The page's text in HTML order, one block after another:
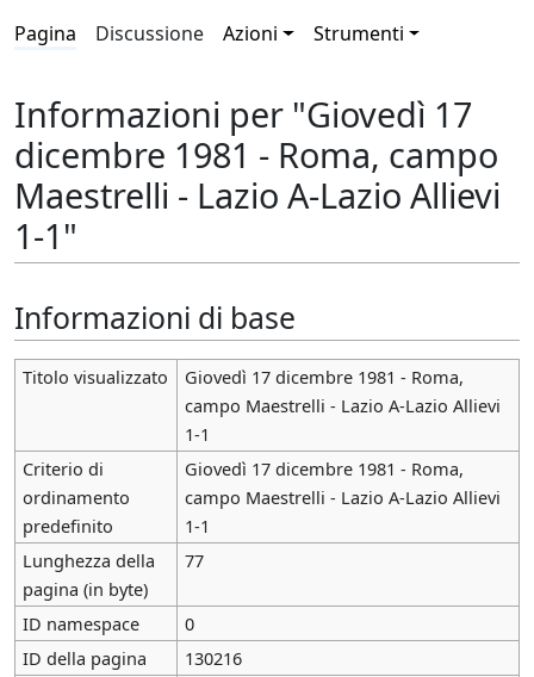
Pagina Discussione Azioni Strumenti
Informazioni per "Giovedì 17
dicembre 1981 - Roma, campo
Maestrelli - Lazio A-Lazio Allievi
1-1"
Informazioni di base
Titolo visualizzato
Giovedì 17 dicembre 1981 - Roma,
campo Maestrelli - Lazio A-Lazio Allievi
1-1
Criterio di
ordinamento
predefinito
Giovedì 17 dicembre 1981 - Roma,
campo Maestrelli - Lazio A-Lazio Allievi
1-1
Lunghezza della
pagina (in byte)
77
ID namespace
0
ID della pagina
130216